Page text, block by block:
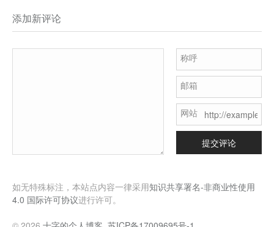
添加新评论
称呼
邮箱
网站
提交评论
如无特殊标注，本站点内容一律采用知识共享署名-非商业性使用
4.0 国际许可协议进行许可。